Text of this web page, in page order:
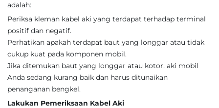
adalah:
Periksa kleman kabel aki yang terdapat terhadap terminal
positif dan negatif.
Perhatikan apakah terdapat baut yang longgar atau tidak
cukup kuat pada komponen mobil.
Jika ditemukan baut yang longgar atau kotor, aki mobil
Anda sedang kurang baik dan harus ditunaikan
penanganan bengkel.
Lakukan Pemeriksaan Kabel Aki